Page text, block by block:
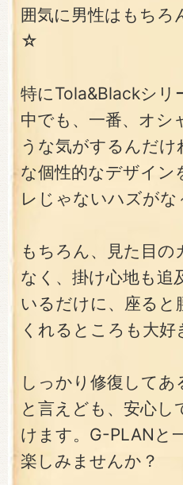
囲気に男性はもちろ
☆
特にTola&Blackシリ
中でも、一番、オシ
うな気がするんだ
な個性的なデザイン
レじゃないハズがな
もちろん、見た目
なく、掛け心地も追
いるだけに、座ると
くれるところも大好
しっかり修復して
と言えども、安心し
けます。G-PLANと
楽しみませんか？